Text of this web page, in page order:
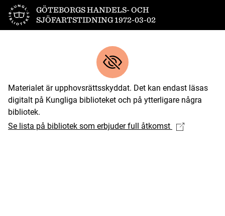
Till startsidanGÖTEBORGS HANDELS- OCH
SJÖFARTSTIDNING 1972-03-02
Materialet är upphovsrättsskyddat. Det kan endast läsas
digitalt på Kungliga biblioteket och på ytterligare några
bibliotek.
Se lista på bibliotek som erbjuder full åtkomst